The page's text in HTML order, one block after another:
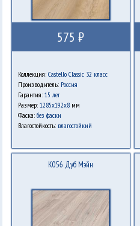
575 ₽
Коллекция: Castello Classic 32 класс
Производитель: Россия
Гарантия: 15 лет
Размер: 1285х192х8мм
Фаска: без фаски
Влагостойкость: влагостойкий
K056 Дуб Мэйн